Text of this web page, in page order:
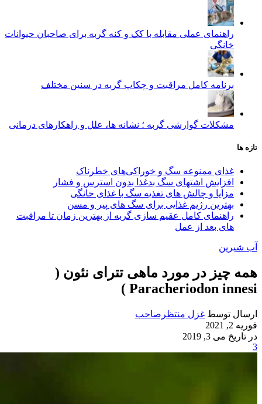
راهنمای عملی مقابله با کک و کنه گربه برای صاحبان حیوانات
خانگی
برنامه کامل مراقبت و چکاپ گربه در سنین مختلف
مشکلات گوارشی گربه ؛ نشانه‌ ها، علل و راهکارهای درمانی
تازه ها
غذای ممنوعه سگ و خوراکی‌های خطرناک
افزایش اشتهای سگ بدغذا بدون استرس و فشار
مزایا و چالش‌ های تغذیه سگ با غذای خانگی
بهترین رژیم غذایی برای سگ‌ های پیر و مسن
راهنمای کامل عقیم سازی گربه از بهترین زمان تا مراقبت‌
های بعد از عمل
آب شیرین
همه چیز در مورد ماهی تترای نئون (
Paracheriodon innesi )
ارسال توسط غزل منتظرصاحب
فوریه 2, 2021
در تاریخ می 3, 2019
3